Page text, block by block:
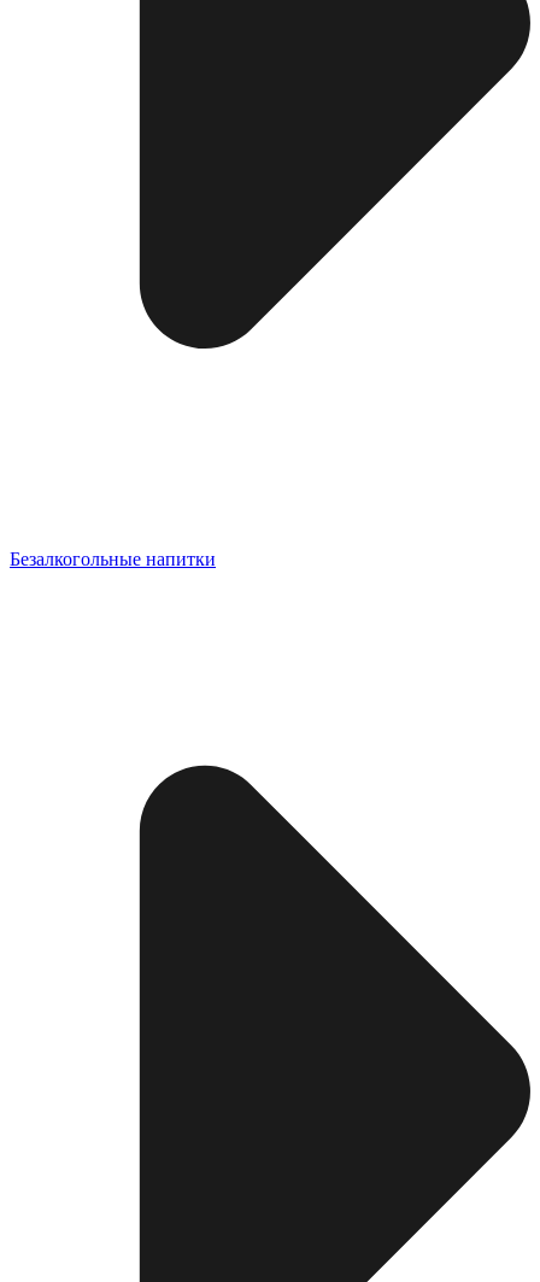
Безалкогольные напитки